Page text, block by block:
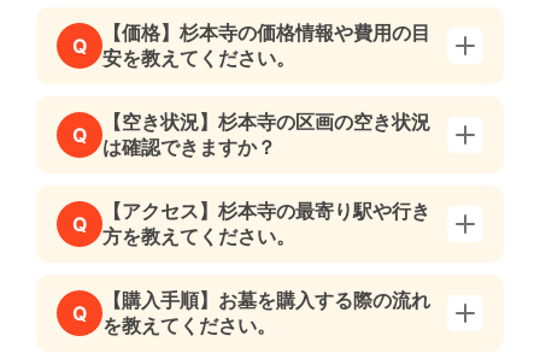
Q
【価格】杉本寺の価格情報や費用の目
安を教えてください。
Q
【空き状況】杉本寺の区画の空き状況
は確認できますか？
Q
【アクセス】杉本寺の最寄り駅や行き
方を教えてください。
Q
【購入手順】お墓を購入する際の流れ
を教えてください。